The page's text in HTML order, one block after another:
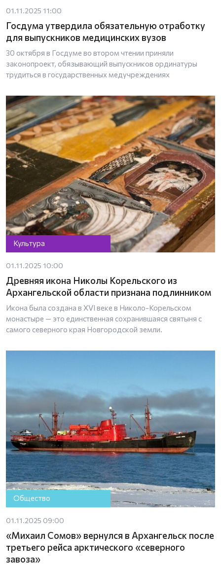
01.11.2025 11:00
Госдума утвердила обязательную отработку
для выпускников медицинских вузов
30 октября в Госдуме во втором чтении приняли
законопроект, обязывающий выпускников ординатуры
трудиться в государственных медучреждениях
Культура
01.11.2025 10:00
Древняя икона Николы Корельского из
Архангельской области признана подлинником
Икона была создана в XVI веке в Николо-Корельском
монастыре — это единственная сохранившаяся святыня с
самого северного края Новгородской земли.
Общество
01.11.2025 09:00
«Михаил Сомов» вернулся в Архангельск после
третьего рейса арктического «северного
завоза»